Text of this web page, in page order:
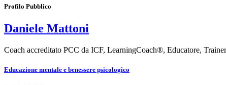
Profilo Pubblico
Daniele Mattoni
Coach accreditato PCC da ICF, LearningCoach®, Educatore,
Educazione mentale e benessere psicologico